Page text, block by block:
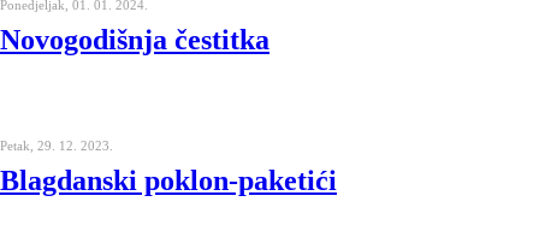
Ponedjeljak, 01. 01. 2024.
Novogodišnja čestitka
Petak, 29. 12. 2023.
Blagdanski poklon-paketići